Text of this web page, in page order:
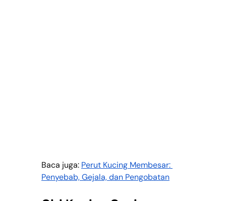
Baca juga: Perut Kucing Membesar:
Penyebab, Gejala, dan Pengobatan